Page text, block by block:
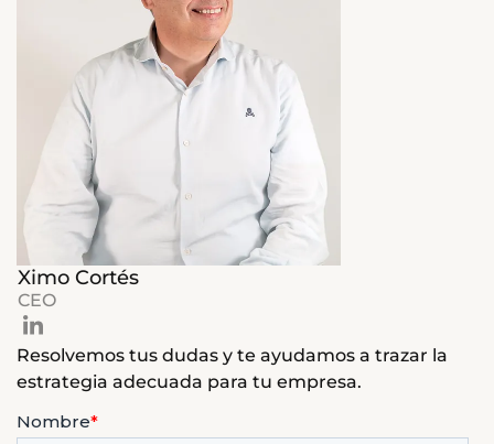
Ximo Cortés
CEO
Resolvemos tus dudas y te ayudamos a trazar la
estrategia adecuada para tu empresa.